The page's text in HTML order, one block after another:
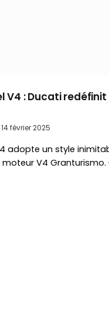
V4 : Ducati
14 février 2025
adopte un style
V4 Granturismo.